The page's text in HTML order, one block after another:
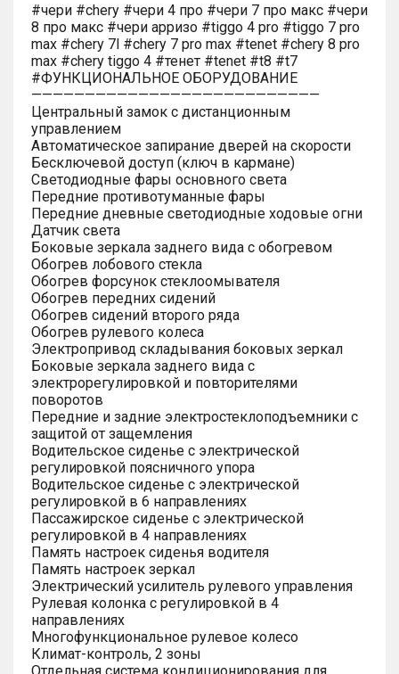
#чери #chery #чери 4 про #чери 7 про макс #чери
8 про макс #чери арризо #tiggo 4 pro #tiggo 7 pro
max #chery 7l #chery 7 pro max #tenet #chery 8 pro
max #chery tiggo 4 #тенет #tenet #t8 #t7
#ФУНКЦИОНАЛЬНОЕ ОБОРУДОВАНИЕ
———————————————————————————
Центральный замок с дистанционным
управлением
Автоматическое запирание дверей на скорости
Бесключевой доступ (ключ в кармане)
Светодиодные фары основного света
Передние противотуманные фары
Передние дневные светодиодные ходовые огни
Датчик света
Боковые зеркала заднего вида с обогревом
Обогрев лобового стекла
Обогрев форсунок стеклоомывателя
Обогрев передних сидений
Обогрев сидений второго ряда
Обогрев рулевого колеса
Электропривод складывания боковых зеркал
Боковые зеркала заднего вида с
электрорегулировкой и повторителями
поворотов
Передние и задние электростеклоподъемники с
защитой от защемления
Водительское сиденье с электрической
регулировкой поясничного упора
Водительское сиденье с электрической
регулировкой в 6 направлениях
Пассажирское сиденье с электрической
регулировкой в 4 направлениях
Память настроек сиденья водителя
Память настроек зеркал
Электрический усилитель рулевого управления
Рулевая колонка с регулировкой в 4
направлениях
Многофункциональное рулевое колесо
Климат-контроль, 2 зоны
Отдельная система кондиционирования для